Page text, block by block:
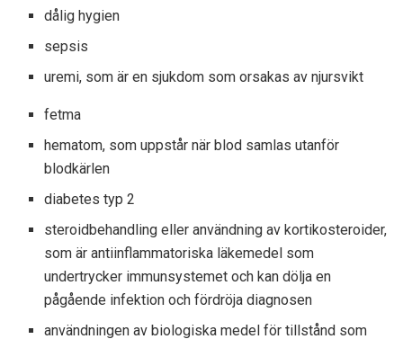
dålig hygien
sepsis
uremi, som är en sjukdom som orsakas av njursvikt
fetma
hematom, som uppstår när blod samlas utanför
blodkärlen
diabetes typ 2
steroidbehandling eller användning av kortikosteroider,
som är antiinflammatoriska läkemedel som
undertrycker immunsystemet och kan dölja en
pågående infektion och fördröja diagnosen
användningen av biologiska medel för tillstånd som